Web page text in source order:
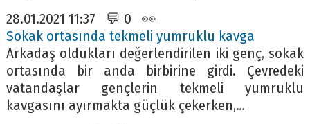
28.01.2021 11:37 💬 0 👀
Sokak ortasında tekmeli yumruklu kavga
Arkadaş oldukları değerlendirilen iki genç, sokak
ortasında bir anda birbirine girdi. Çevredeki
vatandaşlar gençlerin tekmeli yumruklu
kavgasını ayırmakta güçlük çekerken,…